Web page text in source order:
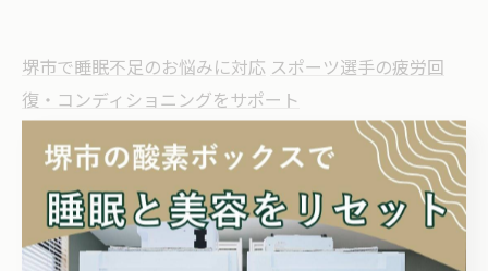
堺市で睡眠不足のお悩みに対応 スポーツ選手の疲労回
復・コンディショニングをサポート
< 前のページ 一覧に戻る 次のページ >